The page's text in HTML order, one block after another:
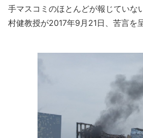
手マスコミのほとんどが報じていな
村健教授が2017年9月21日、苦言を